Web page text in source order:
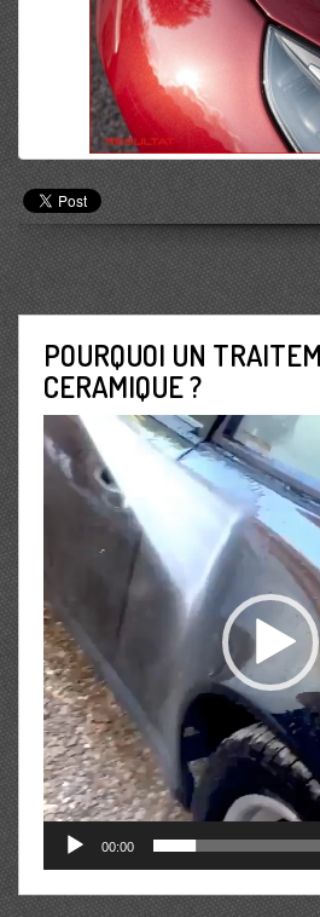
POURQUOI UN
CERAMIQUE ?
Lecteur
vidéo
00:00